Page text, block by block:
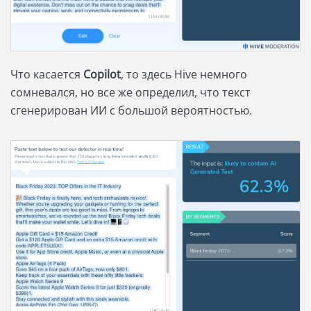
Что касается Copilot, то здесь Hive немного
сомневался, но все же определил, что текст
сгенерирован ИИ с большой вероятностью.